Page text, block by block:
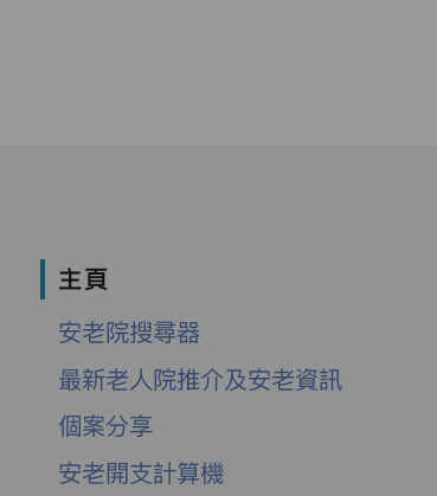
主頁
安老院搜尋器
最新老人院推介及安老資訊
個案分享
安老開支計算機